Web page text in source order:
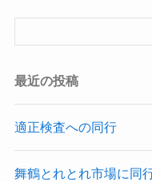
最近の投稿
適正検査への同行
舞鶴とれとれ市場に同